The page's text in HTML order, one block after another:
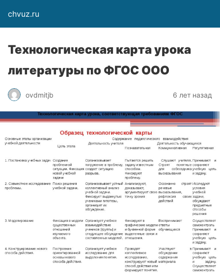
chvuz.ru
Технологическая карта урока
литературы по ФГОС ООО
ovdmitjb 6 лет назад